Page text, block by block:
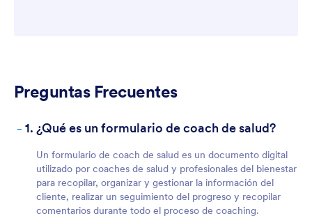
Preguntas Frecuentes
- 1. ¿Qué es un formulario de coach de salud?
Un formulario de coach de salud es un documento digital
utilizado por coaches de salud y profesionales del bienestar
para recopilar, organizar y gestionar la información del
cliente, realizar un seguimiento del progreso y recopilar
comentarios durante todo el proceso de coaching.